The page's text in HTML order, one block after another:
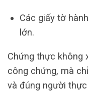
Các giấy tờ
lớn.
Chứng thực không
công chứng, mà
và đúng người thực